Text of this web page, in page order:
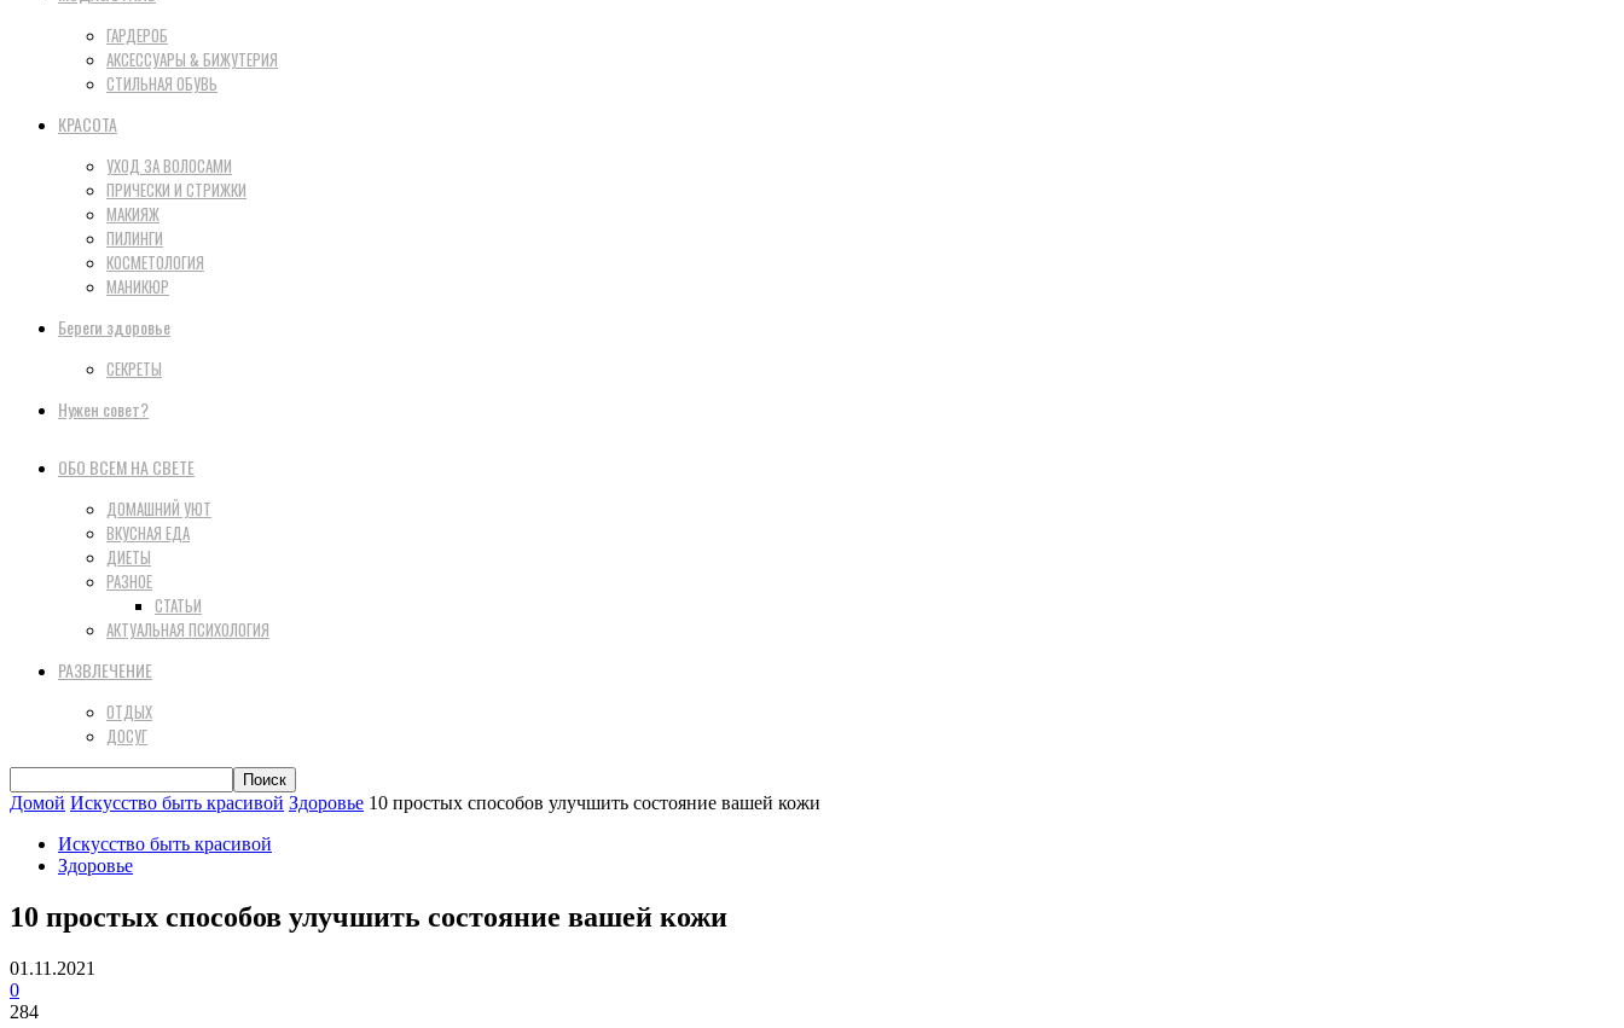
ГАРДЕРОБ
АКСЕССУАРЫ & БИЖУТЕРИЯ
СТИЛЬНАЯ ОБУВЬ
КРАСОТА
УХОД ЗА ВОЛОСАМИ
ПРИЧЕСКИ И СТРИЖКИ
МАКИЯЖ
ПИЛИНГИ
КОСМЕТОЛОГИЯ
МАНИКЮР
Береги здоровье
СЕКРЕТЫ
Нужен совет?
ОБО ВСЕМ НА СВЕТЕ
ДОМАШНИЙ УЮТ
ВКУСНАЯ ЕДА
ДИЕТЫ
РАЗНОЕ
СТАТЬИ
АКТУАЛЬНАЯ ПСИХОЛОГИЯ
РАЗВЛЕЧЕНИЕ
ОТДЫХ
ДОСУГ
Домой Искусство быть красивой Здоровье 10 простых способов улучшить состояние вашей кожи
Искусство быть красивой
Здоровье
10 простых способов улучшить состояние вашей кожи
01.11.2021
0
284